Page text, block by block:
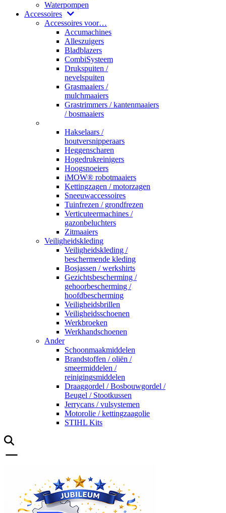
Waterpompen
Accessoires
Accessoires voor…
Accumachines
Alleszuigers
Bladblazers
CombiSysteem
Drukspuiten /
nevelspuiten
Grasmaaiers /
mulchmaaiers
Grastrimmers / kantenmaaiers
/ bosmaaiers
Hakselaars /
houtversnipperaars
Heggenscharen
Hogedrukreinigers
Hoogsnoeiers
iMOW® robotmaaiers
Kettingzagen / motorzagen
Sneeuwaccessoires
Tuinfrezen / grondfrezen
Verticuteermachines /
gazonbeluchters
Zitmaaiers
Veiligheidskleding
Veiligheidskleding /
beschermende kleding
Bosjassen / werkshirts
Gezichtsbescherming /
gehoorbescherming /
hoofdbescherming
Veiligheidsbrillen
Veiligheidsschoenen
Werkbroeken
Werkhandschoenen
Ander
Schoonmaakmiddelen
Brandstoffen / oliën /
smeermiddelen /
reinigingsmiddelen
Draaggordel / Bosbouwgordel /
Beugel / Stootkussen
Jerrycans / vulsystemen
Motorolie / kettingzaagolie
STIHL Kits